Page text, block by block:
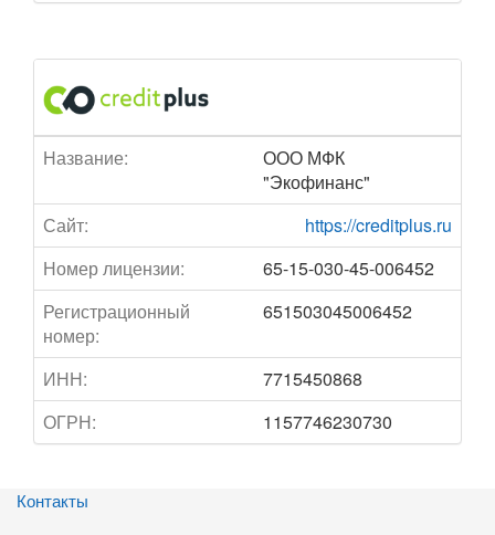
Название:
ООО МФК
"Экофинанс"
Сайт:
https://creditplus.ru
Номер лицензии:
65-15-030-45-006452
Регистрационный
номер:
651503045006452
ИНН:
7715450868
ОГРН:
1157746230730
Контакты